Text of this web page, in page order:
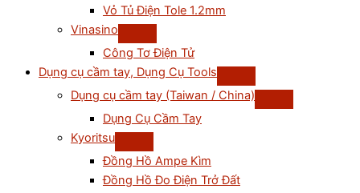
Vỏ Tủ Điện Tole 1.2mm
Vinasino
Công Tơ Điện Tử
Dụng cụ cầm tay, Dụng Cụ Tools
Dụng cụ cầm tay (Taiwan / China)
Dụng Cụ Cầm Tay
Kyoritsu
Đồng Hồ Ampe Kìm
Đồng Hồ Đo Điện Trở Đất